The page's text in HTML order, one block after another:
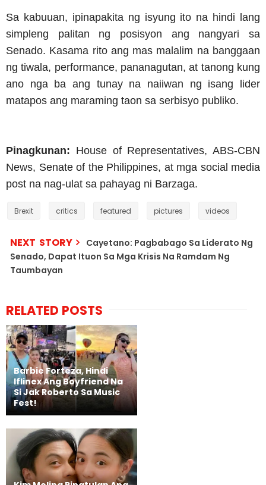
Sa kabuuan, ipinapakita ng isyung ito na hindi lang
simpleng palitan ng posisyon ang nangyari sa
Senado. Kasama rito ang mas malalim na banggaan
ng tiwala, performance, pananagutan, at tanong kung
ano nga ba ang tunay na naiiwan ng isang lider
matapos ang maraming taon sa serbisyo publiko.
Pinagkunan: House of Representatives, ABS-CBN
News, Senate of the Philippines, at mga social media
post na nag-ulat sa pahayag ni Barzaga.
Brexit critics featured pictures videos
NEXT STORY
Cayetano: Pagbabago Sa Liderato Ng
Senado, Dapat Ituon Sa Mga Krisis Na Ramdam Ng
Taumbayan
RELATED POSTS
Barbie Forteza, Hindi
Iflinex Ang Boyfriend Na
Si Jak Roberto Sa Music
Fest!